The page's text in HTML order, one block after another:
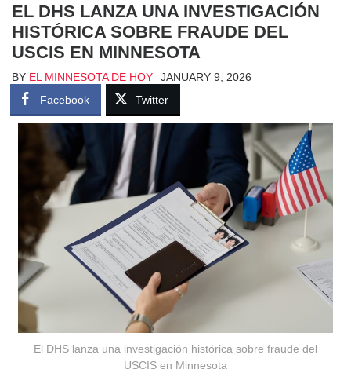
EL DHS LANZA UNA INVESTIGACIÓN
HISTÓRICA SOBRE FRAUDE DEL
USCIS EN MINNESOTA
BY EL MINNESOTA DE HOY
JANUARY 9, 2026
Facebook
Twitter
El DHS lanza una investigación histórica sobre fraude del
USCIS en Minnesota